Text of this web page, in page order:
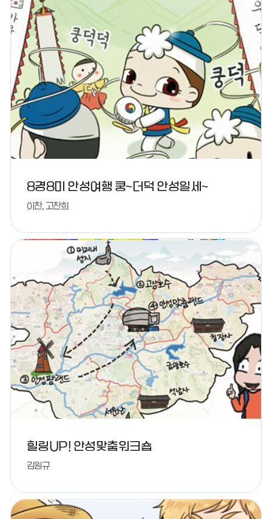
8경8미 안성여행 쿵~더덕 안성일세~
이찬, 고찬희
힐링UP! 안성맞춤워크숍
김원규